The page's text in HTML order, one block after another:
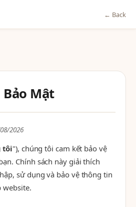
← Back
Bảo Mật
2026
tôi"), chúng tôi cam kết bảo vệ
Chính sách này giải thích
sử dụng và bảo vệ thông tin
website.